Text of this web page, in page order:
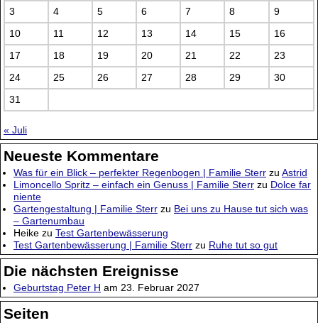
3
4 5 6 7 8
9
10
11 12 13 14 15
16
17
18 19 20 21 22
23
24
25 26 27 28 29
30
31
« Juli
Neueste Kommentare
Was für ein Blick – perfekter Regenbogen | Familie Sterr zu Astrid
Limoncello Spritz – einfach ein Genuss | Familie Sterr zu Dolce far
niente
Gartengestaltung | Familie Sterr zu Bei uns zu Hause tut sich was
– Gartenumbau
Heike zu Test Gartenbewässerung
Test Gartenbewässerung | Familie Sterr zu Ruhe tut so gut
Die nächsten Ereignisse
Geburtstag Peter H am 23. Februar 2027
Seiten